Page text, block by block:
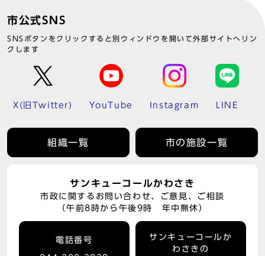
市公式SNS
SNSボタンをクリックすると別ウィンドウを開いて外部サイトへリン
クします
X(旧Twitter) YouTube Instagram LINE
組織一覧 市の施設一覧
サンキューコールかわさき
市政に関するお問い合わせ、ご意見、ご相談
（午前8時から午後9時 年中無休）
電話番号
サンキューコールか
わさきの